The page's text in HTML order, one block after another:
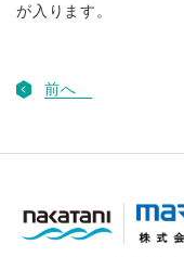
が入ります。
前へ